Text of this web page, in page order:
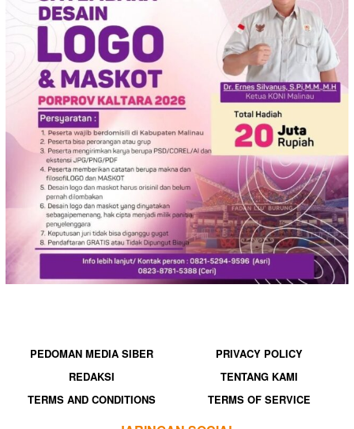
PEDOMAN MEDIA SIBER
PRIVACY POLICY
REDAKSI
TENTANG KAMI
TERMS AND CONDITIONS
TERMS OF SERVICE